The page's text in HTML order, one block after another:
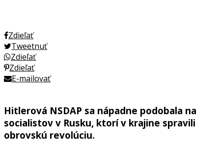
Zdieľať
Tweetnuť
Zdieľať
Zdieľať
E-mailovať
Hitlerová NSDAP sa nápadne podobala na
socialistov v Rusku, ktorí v krajine spravili
obrovskú revolúciu.